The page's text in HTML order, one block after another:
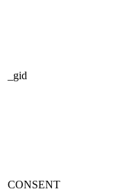
_gid
CONSENT